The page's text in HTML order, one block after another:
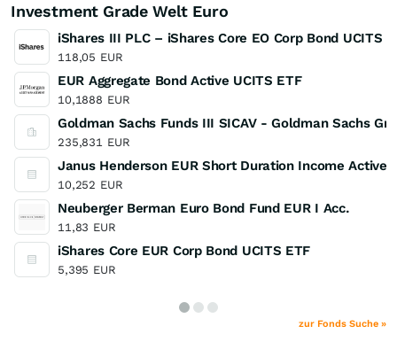
Investment Grade Welt Euro
iShares III PLC – iShares Core EO Corp Bond UCITS
118,05 EUR
EUR Aggregate Bond Active UCITS ETF
10,1888 EUR
Goldman Sachs Funds III SICAV - Goldman Sachs
235,831 EUR
Janus Henderson EUR Short Duration Income Active
10,252 EUR
Neuberger Berman Euro Bond Fund EUR I Acc.
11,83 EUR
iShares Core EUR Corp Bond UCITS ETF
5,395 EUR
zur Fonds Suche »